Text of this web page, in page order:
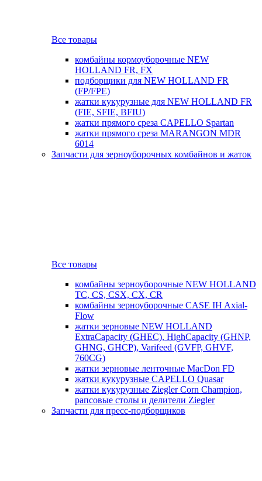
Все товары
комбайны кормоуборочные NEW
HOLLAND FR, FX
подборщики для NEW HOLLAND FR
(FP/FPE)
жатки кукурузные для NEW HOLLAND FR
(FIE, SFIE, BFIU)
жатки прямого среза CAPELLO Spartan
жатки прямого среза MARANGON MDR
6014
Запчасти для зерноуборочных комбайнов и жаток
Все товары
комбайны зерноуборочные NEW HOLLAND
TC, CS, CSX, CX, CR
комбайны зерноуборочные CASE IH Axial-
Flow
жатки зерновые NEW HOLLAND
ExtraCapacity (GHEC), HighCapacity (GHNP,
GHNG, GHCP), Varifeed (GVFP, GHVF,
760CG)
жатки зерновые ленточные MacDon FD
жатки кукурузные CAPELLO Quasar
жатки кукурузные Ziegler Corn Champion,
рапсовые столы и делители Ziegler
Запчасти для пресс-подборщиков